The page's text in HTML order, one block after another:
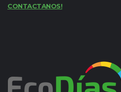
CONTACTANOS!